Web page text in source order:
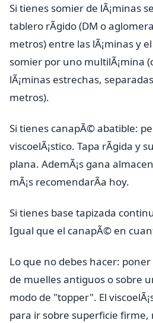
Si tienes somier de lÃ¡minas
tablero rÃ­gido (DM o
metros) entre las lÃ¡minas y
somier por uno multilÃ¡mina
lÃ¡minas estrechas,
metros).
Si tienes canapÃ© abatible:
viscoelÃ¡stico. Tapa rÃ­gida y
plana. AdemÃ¡s gana
mÃ¡s recomendarÃ­a hoy.
Si tienes base tapizada
Igual que el canapÃ© en
Lo que no debes hacer: poner
de muelles antiguos o sobre
modo de "topper". El
para ir sobre superficie firme,